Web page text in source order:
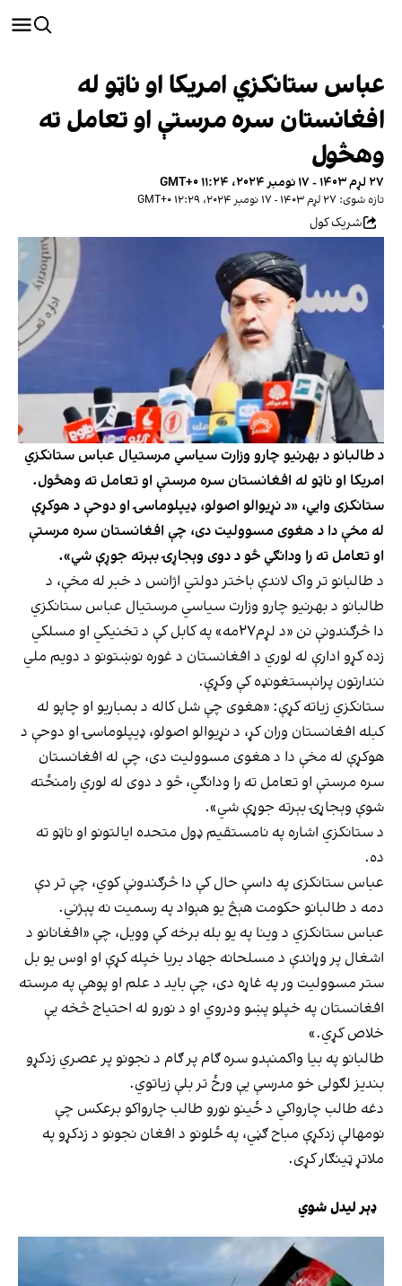
عباس ستانکزي امریکا او ناټو له
افغانستان سره مرستې او تعامل ته
وهڅول
۲۷ لړم ۱۴۰۳ - ۱۷ نومبر ۲۰۲۴، ۱۱:۲۴ GMT+۰
تازه شوی: ۲۷ لړم ۱۴۰۳ - ۱۷ نومبر ۲۰۲۴، ۱۲:۲۹ GMT+۰
شریک کول
د طالبانو د بهرنیو چارو وزارت سیاسي مرستیال عباس ستانکزي
امریکا او ناټو له افغانستان سره مرستې او تعامل ته وهڅول.
ستانکزی وايي، «د نړيوالو اصولو، ډيپلوماسۍ او دوحې د هوکړې
له مخې دا د هغوی مسووليت دی، چې افغانستان سره مرستې
او تعامل ته را ودانګي څو د دوی وېجاړۍ بېرته جوړې شي».
د طالبانو تر واک لاندې باختر دولتي اژانس د خبر له مخې، د
طالبانو د بهرنیو چارو وزارت سیاسي مرستیال عباس ستانکزي
دا څرګندونې نن «د لړم۲۷مه» په کابل کې د تخنیکي او مسلکي
زده کړو ادارې له لوري د افغانستان د غوره نوښتونو د دویم ملي
نندارتون پرانېستغونډه کې وکړې.
ستانکزي زیاته کړې: «هغوی چې شل کاله د بمباريو او چاپو له
کبله افغانستان وران کړ، د نړيوالو اصولو، ډيپلوماسۍ او دوحې د
هوکړې له مخې دا د هغوی مسووليت دی، چې له افغانستان
سره مرستې او تعامل ته را ودانګي، څو د دوی له لوري رامنځته
شوې وېجاړۍ بېرته جوړې شي».
د ستانکزي اشاره په نامستقیم ډول متحده ایالتونو او ناټو ته
ده.
عباس ستانکزی په داسې حال کې دا څرګندونې کوي، چې تر دې
دمه د طالبانو حکومت هېڅ یو هېواد په رسمیت نه پېژني.
عباس ستانکزي د وینا په یو بله برخه کې وویل، چې «افغانانو د
اشغال پر وړاندې د مسلحانه جهاد بريا خپله کړې او اوس يو بل
ستر مسووليت ور په غاړه دی، چې بايد د علم او پوهې په مرسته
افغانستان په خپلو پښو ودروي او د نورو له احتیاج څخه يې
خلاص کړي.»
طالبانو په بیا واکمنېدو سره ګام پر ګام د نجونو پر عصري زدکړو
بندیز لګولی خو مدرسې یې ورځ تر بلې زیاتوي.
دغه طالب چارواکي د ځینو نورو طالب چارواکو برعکس چې
نومهالې زدکړې مباح ګڼي، په ځلونو د افغان نجونو د زدکړو په
ملاتړ ټينګار کړی.
ډېر لیدل شوي